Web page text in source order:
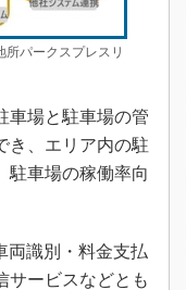
パークスプレスリ
車場と駐車場の管
き、エリア内の駐
駐車場の稼働率向
両識別・料金支払
サービスなどとも